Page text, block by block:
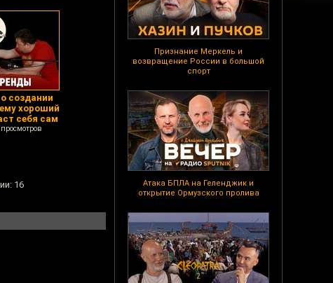
Признание Меркель и
возвращение России в большой
спорт
Атака БПЛА на Геленджик и
открытие Ормузского пролива
создании
хороший
себя сам
16